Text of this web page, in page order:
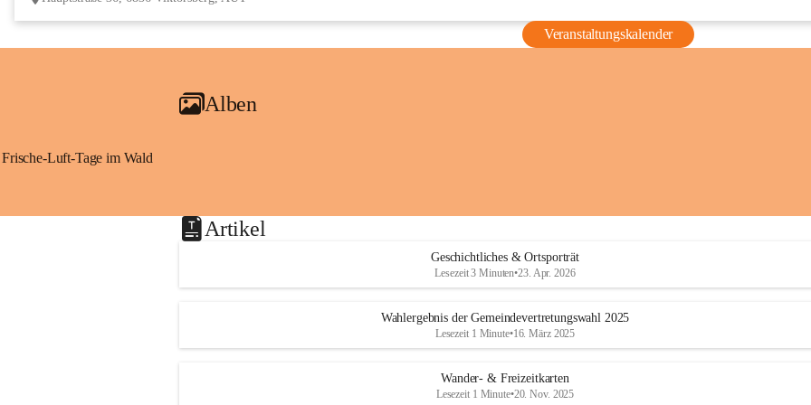
Veranstaltungskalender
Alben
Frische-Luft-Tage im Wald
Artikel
Geschichtliches & Ortsporträt
Lesezeit 3 Minuten•23. Apr. 2026
Wahlergebnis der Gemeindevertretungswahl 2025
Lesezeit 1 Minute•16. März 2025
Wander- & Freizeitkarten
Lesezeit 1 Minute•20. Nov. 2025